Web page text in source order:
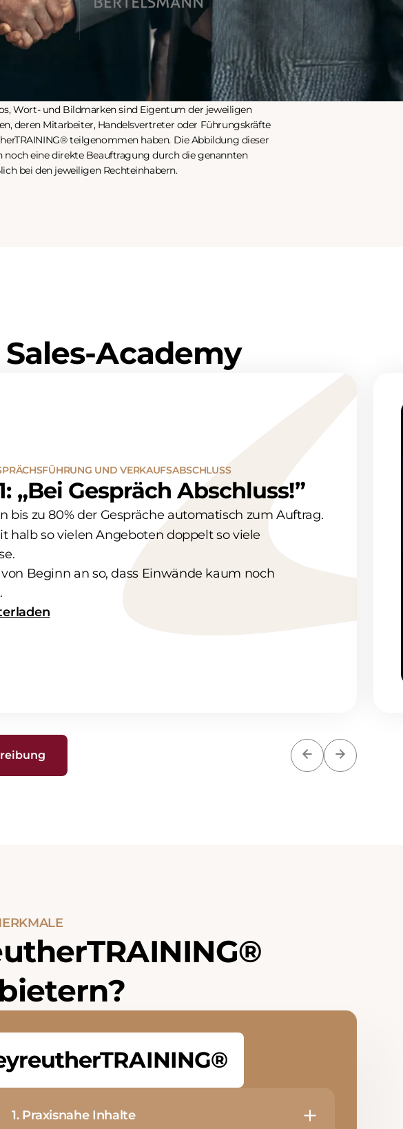
Marken sind Eigentum ihrer jeweiligen Rechteinhaber. Deren Nennung
da Mitarbeiter, Handelsvertreter oder Führungskräfte dieser
an offenen Trainings und Veranstaltungen von beyreutherTRAINING®️
haben.
Wort- und Bildmarken sind Eigentum der jeweiligen
deren Mitarbeiter, Handelsvertreter oder Führungskräfte
teilgenommen haben. Die Abbildung dieser
noch eine direkte Beauftragung durch die genannten
bei den jeweiligen Rechteinhabern.
Sales-Academy
UND VERKAUFSABSCHLUSS
„Bei Gespräch Abschluss!”
bis zu 80% der Gespräche automatisch zum Auftrag.
halb so vielen Angeboten doppelt so viele
Beginn an so, dass Einwände kaum noch
ERKMALE
utherTRAINING®
bietern?
1. Praxisnahe Inhalte